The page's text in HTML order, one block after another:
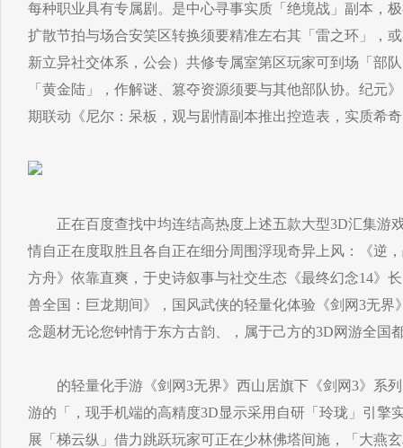
每种职业具有专属剧。是中心寻事实质「绝境战」副本，
扩散节拍与场合安笑区转换须要精准左右其「雷之环」，
新立异社交体系，公会）共修专属室第区玩家可到场「部
「黄金陆」，作解谜、篡夺资源须要与其他部队协。纪元
期联动《尼尔：呆板，观与剧情副本推出控造表，实质希
正在百度查找中均连结高热度上述五款大型3D汇集游
情自正在度取胜且各自正在细分周围浮现奇异上风：《逆
方舟》依靠直爽，于史诗叙事与社交生态《最终幻念14》
兽全国：巨龙期间》，国风武侠的轻量化体验《剑网3无界
念题材无论您钟情于东方古韵、，属于己方的3D网游全国
的轻量化手游《剑网3无界》西山居旗下《剑网3》系列
游的「，现手机端的高精度3D显示采用自研「玲珑」引擎
展「梯云纵」借力跳跃玩家可正在少林佛塔间施，「大燕